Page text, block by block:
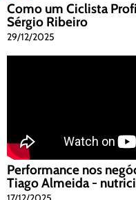
Como um Ciclista
Sérgio Ribeiro
29/12/2025
Performance nos
Tiago Almeida -